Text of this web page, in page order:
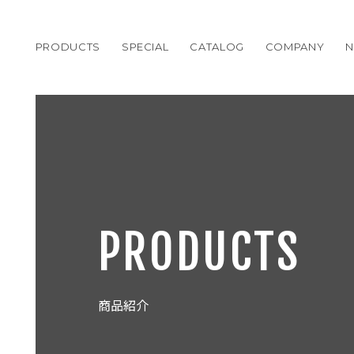
PRODUCTS SPECIAL CATALOG COMPANY
PRODUCTS
商品紹介